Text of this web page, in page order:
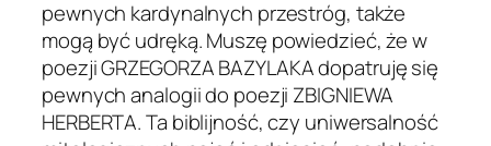
pewnych kardynalnych przestróg, także
mogą być udręką. Muszę powiedzieć, że w
poezji GRZEGORZA BAZYLAKA dopatruję się
pewnych analogii do poezji ZBIGNIEWA
HERBERTA. Ta biblijność, czy uniwersalność